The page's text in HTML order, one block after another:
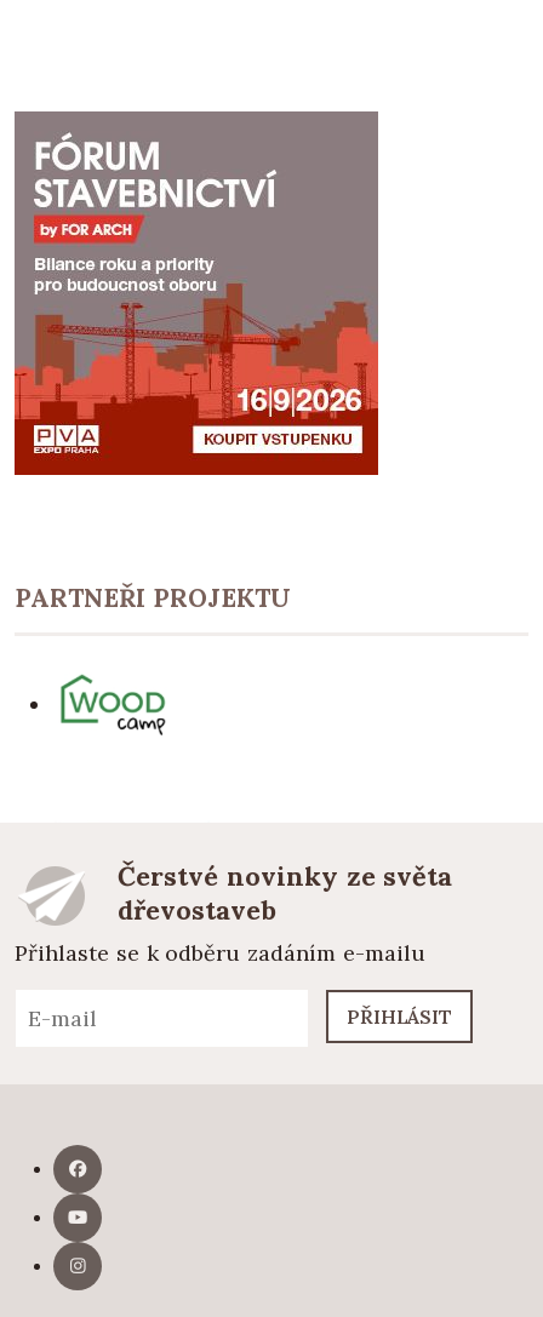
PARTNEŘI PROJEKTU
Čerstvé novinky ze světa
dřevostaveb
Přihlaste se k odběru zadáním e-mailu
PŘIHLÁSIT